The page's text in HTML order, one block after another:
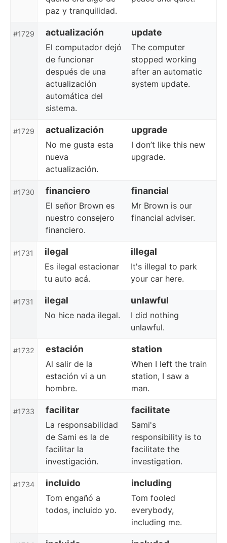
paz y tranquilidad.
#1729 actualización update
El computador dejó
de funcionar
después de una
actualización
automática del
sistema.
The computer
stopped working
after an automatic
system update.
#1729 actualización upgrade
No me gusta esta
nueva
actualización.
I don’t like this new
upgrade.
#1730 financiero financial
El señor Brown es
nuestro consejero
financiero.
Mr Brown is our
financial adviser.
#1731 ilegal illegal
Es ilegal estacionar
tu auto acá.
It's illegal to park
your car here.
#1731 ilegal unlawful
No hice nada ilegal.
I did nothing
unlawful.
#1732 estación station
Al salir de la
estación vi a un
hombre.
When I left the train
station, I saw a
man.
#1733 facilitar facilitate
La responsabilidad
de Sami es la de
facilitar la
investigación.
Sami's
responsibility is to
facilitate the
investigation.
#1734 incluido including
Tom engañó a
todos, incluido yo.
Tom fooled
everybody,
including me.